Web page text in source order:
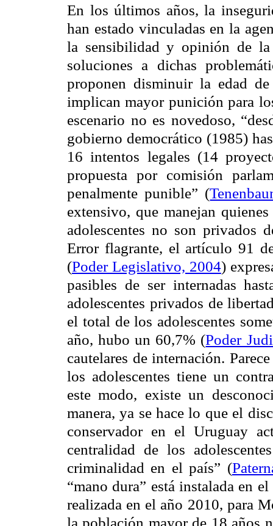
En los últimos años, la
han estado vinculadas en la
la sensibilidad y opinión de la
soluciones a dichas
proponen disminuir la edad
implican mayor punición para
escenario no es novedoso,
gobierno democrático (1985)
16 intentos legales (14
propuesta por comisión
penalmente punible” (
extensivo, que manejan
adolescentes no son privados
Error flagrante, el artículo 91
(Poder Legislativo, 2004)
pasibles de ser internadas
adolescentes privados de
el total de los adolescentes
año, hubo un 60,7% (Poder
cautelares de internación.
los adolescentes tiene un
este modo, existe un
manera, ya se hace lo que el
conservador en el Uruguay
centralidad de los
criminalidad en el país” (
“mano dura” está instalada en
realizada en el año 2010, para
la población mayor de 18 años